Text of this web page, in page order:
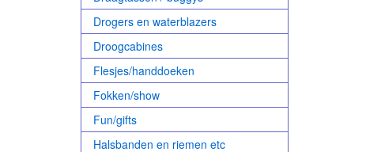
Drogers en waterblazers
Droogcabines
Flesjes/handdoeken
Fokken/show
Fun/gifts
Halsbanden en riemen etc